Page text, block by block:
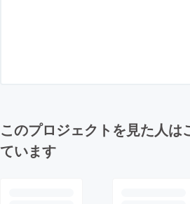
このプロジェクトを見た人は
ています